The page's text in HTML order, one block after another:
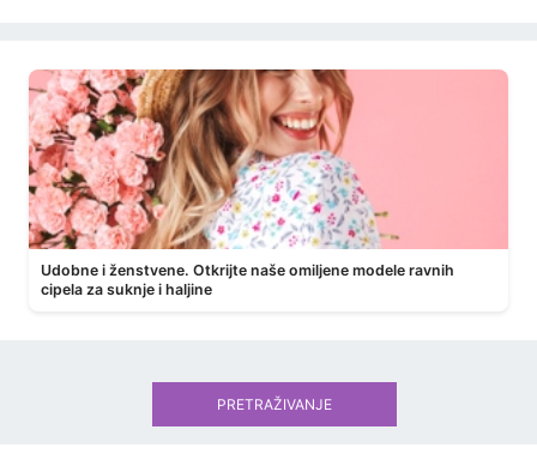
Udobne i ženstvene. Otkrijte naše omiljene modele ravnih
cipela za suknje i haljine
PRETRAŽIVANJE